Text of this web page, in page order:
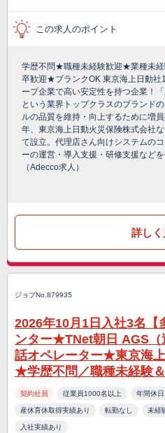
この求人のポイント
学歴不問★職種未経験歓迎★業種未
卒歓迎★ブランクOK 東京海上日動社
ープ企業で高い安定性を持つ企業！「
という業界トップクラスのブランド
ルの品質を維持・向上するために増
年、東京海上日動火災保険株式会社
て設立。代理店さん向けシステムの
ーの運営・導入支援・研修支援など
（Adecco求人）
詳しく
ジョブNo.879935
2026年10月1日入社3名
ンター★TNet朝日 AGS（
話オペレーター★東京海
★学歴不問／職種未経験
契約社員 従業員1000名以上 年間休
産休育休取得実績あり 転勤なし 未経
入社実績あり